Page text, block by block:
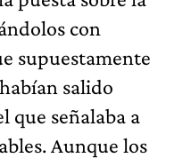
con
supuestamente
salido
que señalaba a
Aunque los